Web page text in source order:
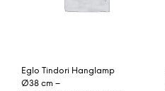
Eglo Tindori Hanglamp
Ø38 cm –